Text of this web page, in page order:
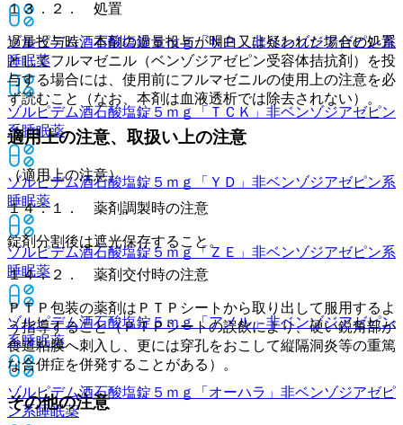
ゾルピデム酒石酸塩錠５ｍｇ「ＮＰ」 非ベンゾジアゼピン系
睡眠薬
ゾルピデム酒石酸塩錠５ｍｇ「ＴＣＫ」 非ベンゾジアゼピン
系睡眠薬
ゾルピデム酒石酸塩錠５ｍｇ「ＹＤ」 非ベンゾジアゼピン系
睡眠薬
ゾルピデム酒石酸塩錠５ｍｇ「ＺＥ」 非ベンゾジアゼピン系
睡眠薬
ゾルピデム酒石酸塩錠５ｍｇ「アメル」非ベンゾジアゼピン
系睡眠薬
ゾルピデム酒石酸塩錠５ｍｇ「オーハラ」 非ベンゾジアゼピ
ン系睡眠薬
１３．２． 処置
過量投与時、本剤の過量投与が明白又は疑われた場合の処置
としてフルマゼニル（ベンゾジアゼピン受容体拮抗剤）を投
与する場合には、使用前にフルマゼニルの使用上の注意を必
ず読むこと（なお、本剤は血液透析では除去されない）。
適用上の注意、取扱い上の注意
（適用上の注意）
１４．１． 薬剤調製時の注意
錠剤分割後は遮光保存すること。
１４．２． 薬剤交付時の注意
ＰＴＰ包装の薬剤はＰＴＰシートから取り出して服用するよ
う指導すること（ＰＴＰシートの誤飲により、硬い鋭角部が
食道粘膜へ刺入し、更には穿孔をおこして縦隔洞炎等の重篤
な合併症を併発することがある）。
その他の注意